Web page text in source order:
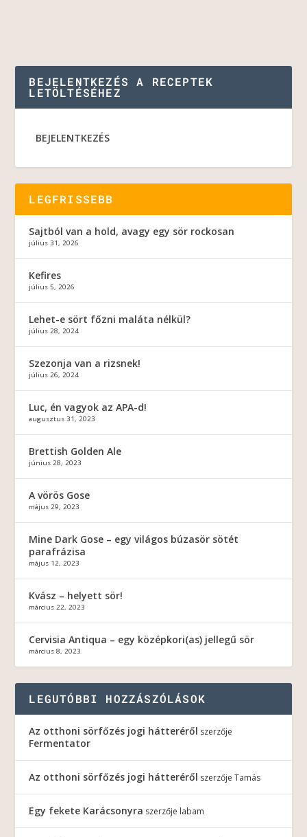
BEJELENTKEZÉS A RECEPTEK
LETÖLTÉSÉHEZ
BEJELENTKEZÉS
LEGFRISSEBB
Sajtból van a hold, avagy egy sör rockosan
július 31, 2026
Kefires
július 5, 2026
Lehet-e sört főzni maláta nélkül?
július 28, 2024
Szezonja van a rizsnek!
július 26, 2024
Luc, én vagyok az APA-d!
augusztus 31, 2023
Brettish Golden Ale
június 28, 2023
A vörös Gose
május 29, 2023
Mine Dark Gose – egy világos búzasör sötét
parafrázisa
május 12, 2023
Kvász – helyett sör!
március 22, 2023
Cervisia Antiqua – egy középkori(as) jellegű sör
március 8, 2023
LEGUTÓBBI HOZZÁSZÓLÁSOK
Az otthoni sörfőzés jogi hátteréről szerzője
Fermentator
Az otthoni sörfőzés jogi hátteréről szerzőjeTamás
Egy fekete Karácsonyra szerzője labam